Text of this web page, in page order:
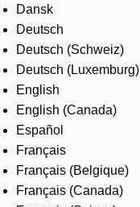
Services
About us
Where to buy
Contact us
Careers
Dansk
Deutsch
Deutsch (Schweiz)
Deutsch (Luxemburg)
English
English (Canada)
Español
Français
Français (Belgique)
Français (Canada)